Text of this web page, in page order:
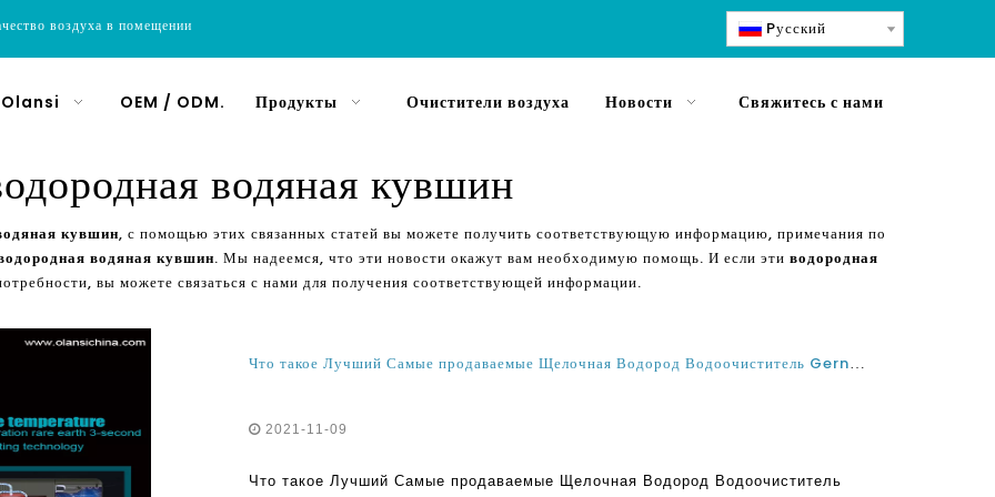
воздуха в помещении Pусский
OEM / ODM. Продукты Очистители воздуха Новости Свяжитесь с нами
водяная кувшин
кувшин, с помощью этих связанных статей вы можете получить соответствующую информацию, примечания по
водяная кувшин. Мы надеемся, что эти новости окажут вам необходимую помощь. И если эти водородная
вы можете связаться с нами для получения соответствующей информации.
Что такое Лучший Самые продаваемые Щелочная Водород Водоочиститель Gernerator Maker машины в Сингапуре и Малайзии?
2021-11-09
Что такое Лучший Самые продаваемые Щелочная Водород Водоочиститель